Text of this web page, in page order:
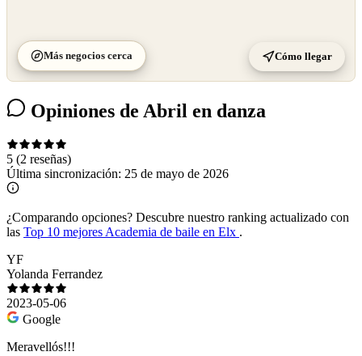
Más negocios cerca Cómo llegar
Opiniones de Abril en danza
5 (2 reseñas)
Última sincronización: 25 de mayo de 2026
¿Comparando opciones? Descubre nuestro ranking actualizado con
las Top 10 mejores Academia de baile en Elx .
YF
Yolanda Ferrandez
2023-05-06
Google
Meravellós!!!